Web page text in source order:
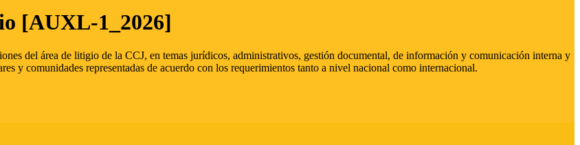
[AUXL-1_2026]
del área de litigio de la CCJ, en temas jurídicos, administrativos, gestión documental, de información y comunicación interna y
y comunidades representadas de acuerdo con los requerimientos tanto a nivel nacional como internacional.